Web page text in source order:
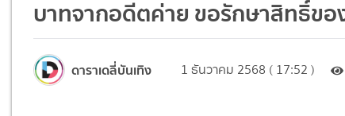
บาทจากอดีตค่าย ขอรักษาสิทธิ์ข
ดาราเดลี่บันเทิง 1 ธันวาคม 2568 ( 17:52 )